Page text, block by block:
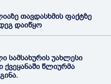
თავდასხმის ფაქტზე
დაიწყო
სამსახურის უახლესი
ქვეყანაში წლიურმა